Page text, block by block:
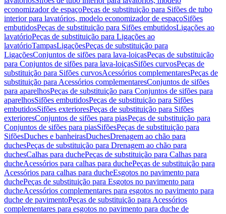
economizador de espaçoPeças de substituição para Sifões de tubo
interior para lavatórios, modelo economizador de espaçoSifões
embutidosPeças de substituição para Sifões embutidosLigações ao
lavatórioPeças de substituição para Ligações ao
lavatórioTampasLigaçõesPeças de substituição para
LigaçõesConjuntos de sifões para lava-loiçasPeças de substituição
para Conjuntos de sifões para lava-loiçasSifões curvosPeças de
substituição para Sifões curvosAcessórios complementaresPeças de
substituição para Acessórios complementaresConjuntos de sifões
para aparelhosPeças de substituição para Conjuntos de sifões para
aparelhosSifões embutidosPeças de substituição para Sifões
embutidosSifões exterioresPeças de substituição para Sifões
exterioresConjuntos de sifões para piasPeças de substituição para
Conjuntos de sifões para piasSifõesPeças de substituição para
SifõesDuches e banheirasDuchesDrenagem ao chão para
duchesPeças de substituição para Drenagem ao chão para
duchesCalhas para duchePeças de substituição para Calhas para
ducheAcessórios para calhas para duchePeças de substituição para
Acessórios para calhas para ducheEsgotos no pavimento para
duchePeças de substituição para Esgotos no pavimento para
ducheAcessórios complementares para esgotos no pavimento para
duche de pavimentoPeças de substituição para Acessórios
complementares para esgotos no pavimento para duche de